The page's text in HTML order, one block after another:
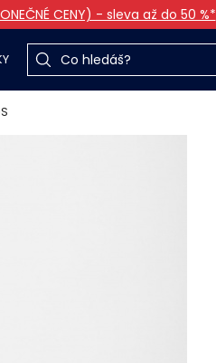
CENY) - sleva až do 50 %*